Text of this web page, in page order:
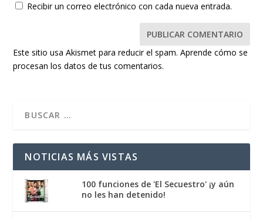
Recibir un correo electrónico con cada nueva entrada.
Este sitio usa Akismet para reducir el spam.Aprende cómo se
procesan los datos de tus comentarios.
NOTICIAS MÁS VISTAS
100 funciones de 'El Secuestro' ¡y aún
no les han detenido!